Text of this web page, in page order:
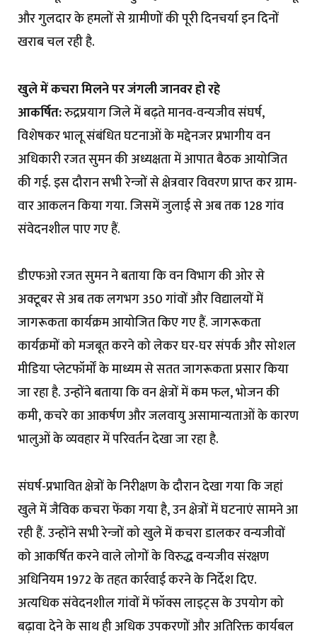
और गुलदार के हमलों से ग्रामीणों की पूरी दिनचर्या इन दिनों
खराब चल रही है.
खुले में कचरा मिलने पर जंगली जानवर हो रहे
आकर्षित:रुद्रप्रयाग जिले में बढ़ते मानव-वन्यजीव संघर्ष,
विशेषकर भालू संबंधित घटनाओं के मद्देनजर प्रभागीय वन
अधिकारी रजत सुमन की अध्यक्षता में आपात बैठक आयोजित
की गई. इस दौरान सभी रेन्जों से क्षेत्रवार विवरण प्राप्त कर ग्राम-
वार आकलन किया गया. जिसमें जुलाई से अब तक 128 गांव
संवेदनशील पाए गए हैं.
डीएफओ रजत सुमन ने बताया कि वन विभाग की ओर से
अक्टूबर से अब तक लगभग 350 गांवों और विद्यालयों में
जागरूकता कार्यक्रम आयोजित किए गए हैं. जागरूकता
कार्यक्रमों को मजबूत करने को लेकर घर-घर संपर्क और सोशल
मीडिया प्लेटफॉर्मों के माध्यम से सतत जागरूकता प्रसार किया
जा रहा है. उन्होंने बताया कि वन क्षेत्रों में कम फल, भोजन की
कमी, कचरे का आकर्षण और जलवायु असामान्यताओं के कारण
भालुओं के व्यवहार में परिवर्तन देखा जा रहा है.
संघर्ष-प्रभावित क्षेत्रों के निरीक्षण के दौरान देखा गया कि जहां
खुले में जैविक कचरा फेंका गया है, उन क्षेत्रों में घटनाएं सामने आ
रही हैं. उन्होंने सभी रेन्जों को खुले में कचरा डालकर वन्यजीवों
को आकर्षित करने वाले लोगों के विरुद्ध वन्यजीव संरक्षण
अधिनियम 1972 के तहत कार्रवाई करने के निर्देश दिए.
अत्यधिक संवेदनशील गांवों में फॉक्स लाइट्स के उपयोग को
बढ़ावा देने के साथ ही अधिक उपकरणों और अतिरिक्त कार्यबल